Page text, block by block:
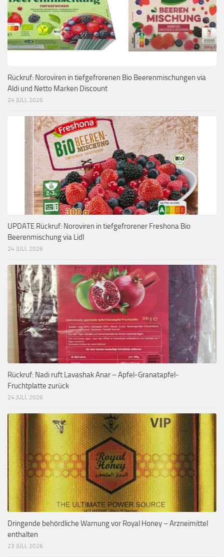
Rückruf: Noroviren in tiefgefrorenen Bio Beerenmischungen via
Aldi und Netto Marken Discount
24 JULI, 2026
UPDATE Rückruf: Noroviren in tiefgefrorener Freshona Bio
Beerenmischung via Lidl
24 JULI, 2026
Rückruf: Nadi ruft Lavashak Anar – Apfel-Granatapfel-
Fruchtplatte zurück
24 JULI, 2026
Dringende behördliche Warnung vor Royal Honey – Arzneimittel
enthalten
23 JULI, 2026